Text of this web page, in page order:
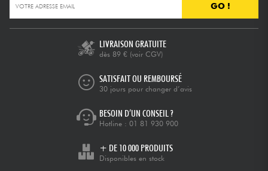
GO !
LIVRAISON GRATUITE
dès 89 € (voir CGV)
SATISFAIT OU REMBOURSÉ
30 jours pour changer d’avis
BESOIN D’UN CONSEIL ?
Hotline : 01 81 930 900
+ DE 10 000 PRODUITS
Disponibles en stock